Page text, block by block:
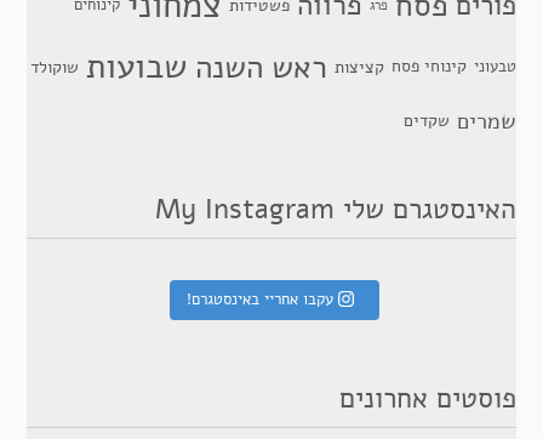
פרג פשטידות קינוחים
טבעוני קינוחי פסח קציצות ראש השנה שבועות שוקולד
שמרים שקדים
האינסטגרם שלי My Instagram
עקבו אחריי באינסטגרם!
פוסטים אחרונים